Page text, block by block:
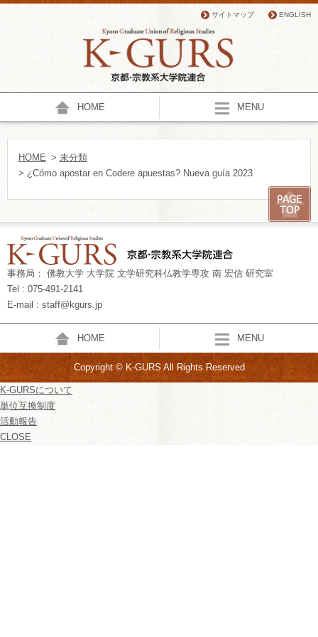
サイトマップ ENGLISH
HOME MENU
HOME > 未分類
> ¿Cómo apostar en Codere apuestas? Nueva guía 2023
事務局： 佛教大学 大学院 文学研究科仏教学専攻 南 宏信 研究室
Tel : 075-491-2141
E-mail : staff@kgurs.jp
HOME MENU
Copyright © K-GURS All Rights Reserved
K-GURSについて
単位互換制度
活動報告
CLOSE